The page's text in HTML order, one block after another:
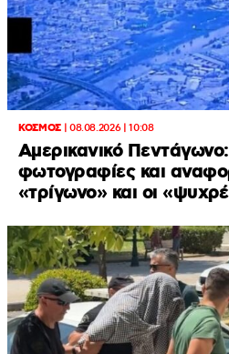
ΚΟΣΜΟΣ| 08.08.2026 | 10:08
Αμερικανικό
φωτογραφίες και
«τρίγωνο» και οι